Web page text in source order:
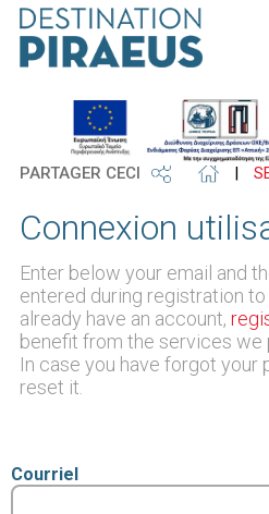
PARTAGER CECI |
Connexion
Enter below your email and
entered during registration
already have an account,
benefit from the services we
In case you have forgot your
reset it.
Courriel